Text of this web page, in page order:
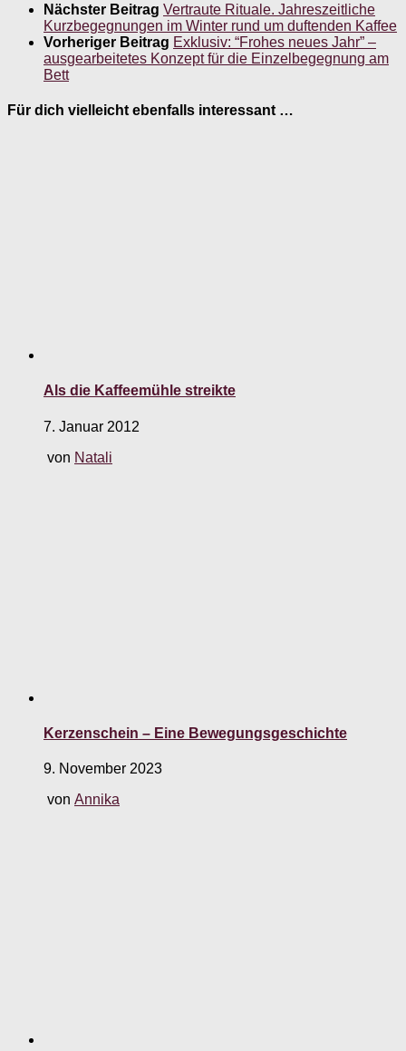
Nächster Beitrag Vertraute Rituale. Jahreszeitliche
Kurzbegegnungen im Winter rund um duftenden Kaffee
Vorheriger Beitrag Exklusiv: “Frohes neues Jahr” –
ausgearbeitetes Konzept für die Einzelbegegnung am
Bett
Für dich vielleicht ebenfalls interessant …
Als die Kaffeemühle streikte
7. Januar 2012
von Natali
Kerzenschein – Eine Bewegungsgeschichte
9. November 2023
von Annika